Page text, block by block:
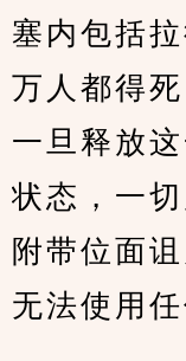
塞内包括
万人都得
一旦释放
状态，一
附带位面
无法使用